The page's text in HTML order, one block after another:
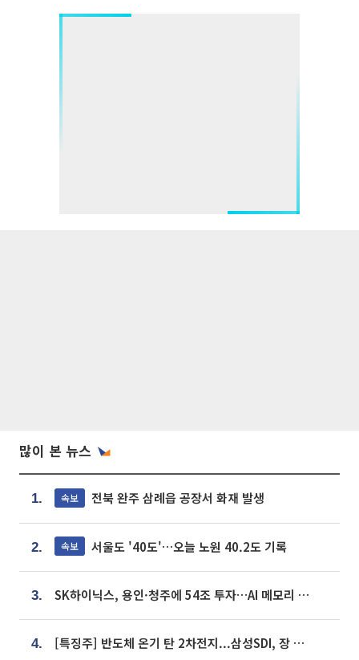
많이 본 뉴스
1. 속보 전북 완주 삼례읍 공장서 화재 발생
2. 속보 서울도 '40도'…오늘 노원 40.2도 기록
3. SK하이닉스, 용인·청주에 54조 투자…AI 메모리 생산기지 키운다
4. [특징주] 반도체 온기 탄 2차전지...삼성SDI, 장 초반 7% 넘게 껑충